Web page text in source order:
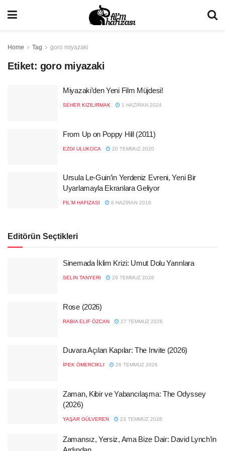
Home Tag goro miyazaki
Etiket: goro miyazaki
Miyazaki’den Yeni Film Müjdesi!
SEHER KIZILIRMAK 1 HAZIRAN 2024
From Up on Poppy Hill (2011)
EZGI ULUKOCA 20 TEMMUZ 2020
Ursula Le-Guin’in Yerdeniz Evreni, Yeni Bir
Uyarlamayla Ekranlara Geliyor
FIL'M HAFIZASI 6 HAZIRAN 2018
Editörün Seçtikleri
Sinemada İklim Krizi: Umut Dolu Yarınlara
SELIN TANYERI 29 TEMMUZ 2026
Rose (2026)
RABIA ELIF ÖZCAN 27 TEMMUZ 2026
Duvara Açılan Kapılar: The Invite (2026)
İPEK ÖMERCIKLI 26 TEMMUZ 2026
Zaman, Kibir ve Yabancılaşma: The Odyssey
(2026)
YAŞAR GÜLVEREN 23 TEMMUZ 2026
Zamansız, Yersiz, Ama Bize Dair: David Lynch’in